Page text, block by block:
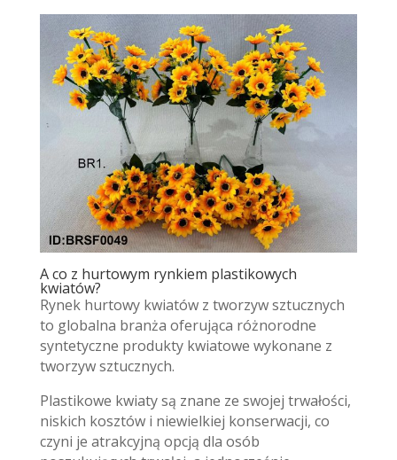
A co z hurtowym rynkiem plastikowych
kwiatów?
Rynek hurtowy kwiatów z tworzyw sztucznych
to globalna branża oferująca różnorodne
syntetyczne produkty kwiatowe wykonane z
tworzyw sztucznych.
Plastikowe kwiaty są znane ze swojej trwałości,
niskich kosztów i niewielkiej konserwacji, co
czyni je atrakcyjną opcją dla osób